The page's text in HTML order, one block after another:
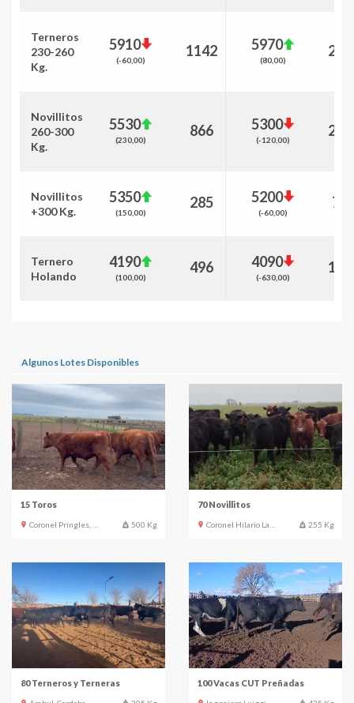
Terneros
230-260
Kg.
5910
(-60,00)
1142 5970
(80,00)
Novillitos
260-300
Kg.
5530
(230,00)
866 5300
(-120,00)
Novillitos
+300 Kg.
5350
(150,00)
285 5200
(-60,00)
Ternero
Holando
4190
(100,00)
496 4090
(-630,00)
Algunos Lotes Disponibles
15 Toros
500 Kg
70 Novillitos
255 Kg
80 Terneros y Terneras 100 Vacas CUT Preñadas